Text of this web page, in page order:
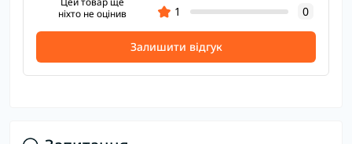
ніхто не оцінив
1
0
Залишити відгук